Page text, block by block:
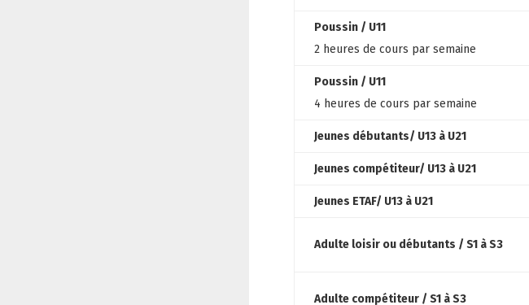
Poussin / U11
2 heures de cours par semaine
Poussin / U11
4 heures de cours par semaine
Jeunes débutants/ U13 à U21
Jeunes compétiteur/ U13 à U21
Jeunes ETAF/ U13 à U21
Adulte loisir ou débutants / S1 à S3
Adulte compétiteur / S1 à S3